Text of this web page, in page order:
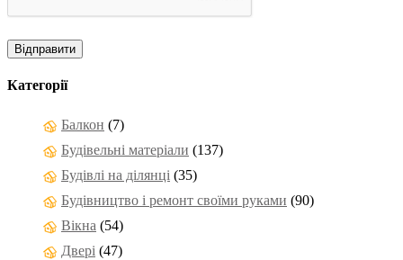
Категорії
Балкон (7)
Будівельні матеріали (137)
Будівлі на ділянці (35)
Будівництво і ремонт своїми руками (90)
Вікна (54)
Двері (47)